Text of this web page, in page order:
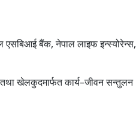
एसबिआई बैंक, नेपाल लाइफ इन्स्योरेन्स,
तथा खेलकुदमार्फत कार्य–जीवन सन्तुलन